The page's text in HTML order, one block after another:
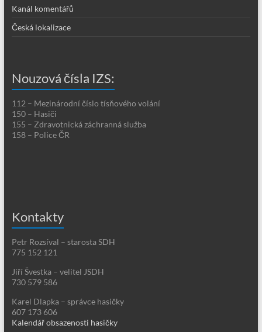
Kanál komentářů
Česká lokalizace
Nouzová čísla IZS:
112 – Mezinárodní číslo tísňového volání
150 – Hasiči
155 – Zdravotnická záchranná služba
158 – Police ČR
Kontakty
Petr Rozsíval – starosta SDH
775 152 121
Jiří Švestka – velitel JSDH
730 579 586
Karel Dlapka – správce hasičky
607 173 606
Kalendář obsazenosti hasičky